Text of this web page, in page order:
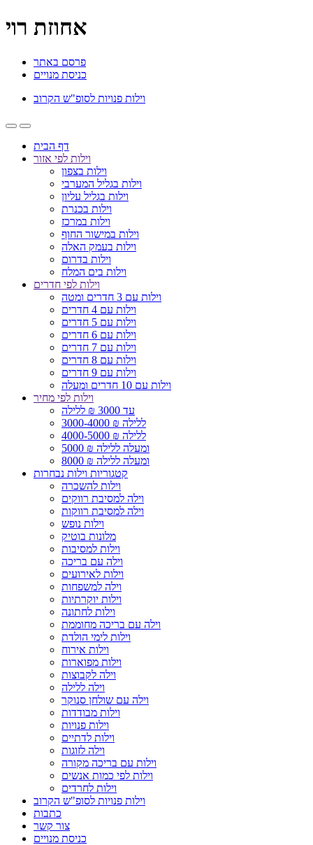
אחוזת רוי
פרסם באתר
כניסת מנויים
וילות פנויות לסופ"ש הקרוב
דף הבית
וילות לפי אזור
וילות בצפון
וילות בגליל המערבי
וילות בגליל עליון
וילות בכנרת
וילות במרכז
וילות במישור החוף
וילות בעמק האלה
וילות בדרום
וילות בים המלח
וילות לפי חדרים
וילות עם 3 חדרים ומטה
וילות עם 4 חדרים
וילות עם 5 חדרים
וילות עם 6 חדרים
וילות עם 7 חדרים
וילות עם 8 חדרים
וילות עם 9 חדרים
וילות עם 10 חדרים ומעלה
וילות לפי מחיר
עד 3000 ₪ ללילה
3000-4000 ₪ ללילה
4000-5000 ₪ ללילה
5000 ₪ ומעלה ללילה
8000 ₪ ומעלה ללילה
קטגוריות וילות נבחרות
וילות להשכרה
וילה למסיבת רווקים
וילה למסיבת רווקות
וילות נופש
מלונות בוטיק
וילות למסיבות
וילה עם בריכה
וילות לאירועים
וילה למשפחות
וילות יוקרתיות
וילות לחתונה
וילה עם בריכה מחוממת
וילות לימי הולדת
וילות אירוח
וילות מפוארות
וילה לקבוצות
וילה ללילה
וילה עם שולחן סנוקר
וילות מבודדות
וילות פנויות
וילות לדתיים
וילה לזוגות
וילות עם בריכה מקורה
וילות לפי כמות אנשים
וילות לחרדים
וילות פנויות לסופ"ש הקרוב
כתבות
צור קשר
כניסת מנויים